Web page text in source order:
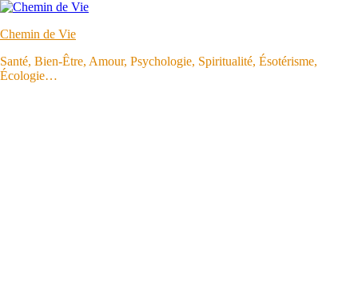
Aller
contenu
Chemin de Vie
Santé, Bien-Être, Amour, Psychologie, Spiritualité, Ésotérisme,
Écologie…